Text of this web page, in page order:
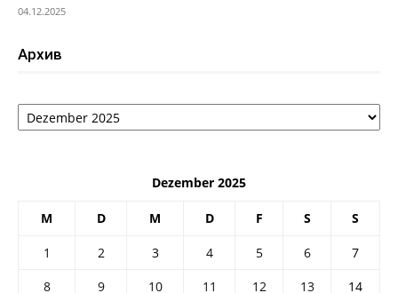
04.12.2025
Архив
Архив
Dezember 2025
M D M D F S S
1 2 3 4 5 6
7
8
9 10 11 12 13
14